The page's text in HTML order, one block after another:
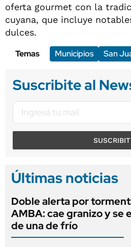
oferta gourmet con la
cuyana, que incluye
dulces.
Temas
Municipios San
Suscribite al
Últimas noticias
Doble alerta por
AMBA: cae granizo y se
de una de frío